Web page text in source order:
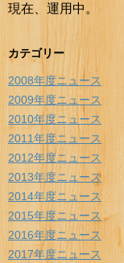
現在、運用中。
カテゴリー
2008年度ニュース
2009年度ニュース
2010年度ニュース
2011年度ニュース
2012年度ニュース
2013年度ニュース
2014年度ニュース
2015年度ニュース
2016年度ニュース
2017年度ニュース